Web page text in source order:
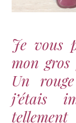
Je vous
mon
Un
j’étais